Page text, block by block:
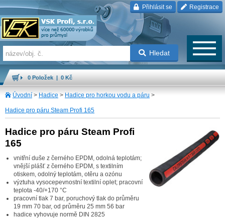
Přihlásit se Registrace
Hledat
0 Položek | 0 Kč
Úvodní > Hadice > Hadice pro horkou vodu a páru >
Hadice pro páru Steam Profi 165
Hadice pro páru Steam Profi
165
vnitřní duše z černého EPDM, odolná teplotám;
vnější plášť z černého EPDM, s textilním
otiskem, odolný teplotám, otěru a ozónu
výztuha vysocepevnostní textilní oplet; pracovní
teplota -40/+170 °C
pracovní tlak 7 bar, poruchový tlak do průměru
19 mm 70 bar, od průměru 25 mm 56 bar
hadice vyhovuje normě DIN 2825